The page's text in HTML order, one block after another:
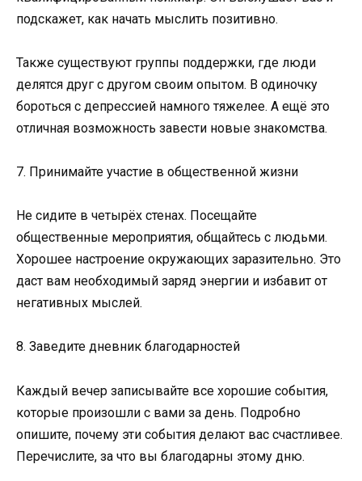
подскажет, как начать мыслить позитивно.
Также существуют группы поддержки, где люди
делятся друг с другом своим опытом. В одиночку
бороться с депрессией намного тяжелее. А ещё это
отличная возможность завести новые знакомства.
7. Принимайте участие в общественной жизни
Не сидите в четырёх стенах. Посещайте
общественные мероприятия, общайтесь с людьми.
Хорошее настроение окружающих заразительно. Это
даст вам необходимый заряд энергии и избавит от
негативных мыслей.
8. Заведите дневник благодарностей
Каждый вечер записывайте все хорошие события,
которые произошли с вами за день. Подробно
опишите, почему эти события делают вас счастливее.
Перечислите, за что вы благодарны этому дню.